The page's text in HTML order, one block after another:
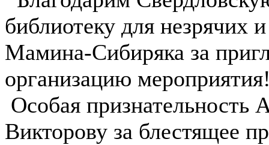
библиотеку для
Мамина-Сибиряка за
организацию
Особая признательность
Викторову за блестящее